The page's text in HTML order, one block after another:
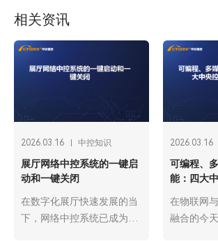
相关资讯
2026.03.16 中控知识
展厅网络中控系统的一键启
动和一键关闭
在数字化展厅快速发展的当
下，网络中控系统已成为展
2026.03.16
可编程、
能：四大
在物联网
融合的今